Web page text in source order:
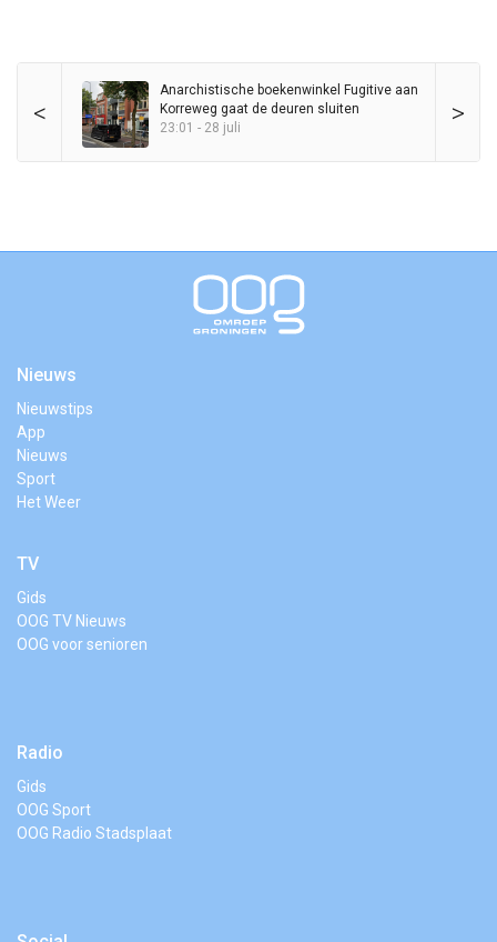
< >
Anarchistische boekenwinkel Fugitive aan
Korreweg gaat de deuren sluiten
23:01 - 28 juli
Nieuws
Nieuwstips
App
Nieuws
Sport
Het Weer
TV
Gids
OOG TV Nieuws
OOG voor senioren
Radio
Gids
OOG Sport
OOG Radio Stadsplaat